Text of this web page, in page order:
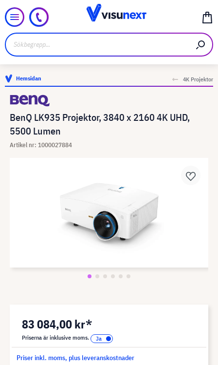
Hemsidan 4K Projektor
BenQ LK935 Projektor, 3840 x 2160 4K UHD,
5500 Lumen
Artikel nr: 1000027884
83 084,00 kr*
Priserna är inklusive moms.
Priser inkl. moms, plus leveranskostnader